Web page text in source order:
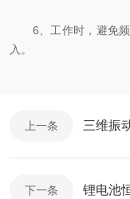
6、工作时，避免频
入。
上一条 三维振
下一条 锂电池